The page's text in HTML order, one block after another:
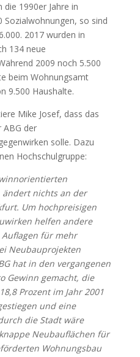
die 1990er Jahre in
Sozialwohnungen, so sind
2017 wurden in
134 neue
2009 noch 5.500
beim Wohnungsamt
9.500 Haushalte.
Mike Josef, dass das
der
solle. Dazu
Hochschulgruppe:
nichts an der
Um hochpreisigen
helfen andere
für mehr
Neubauprojekten
hat in den vergangenen
Gewinn gemacht, die
Prozent im Jahr 2001
und eine
die Stadt wäre
Neubauflächen für
Wohnungsbau